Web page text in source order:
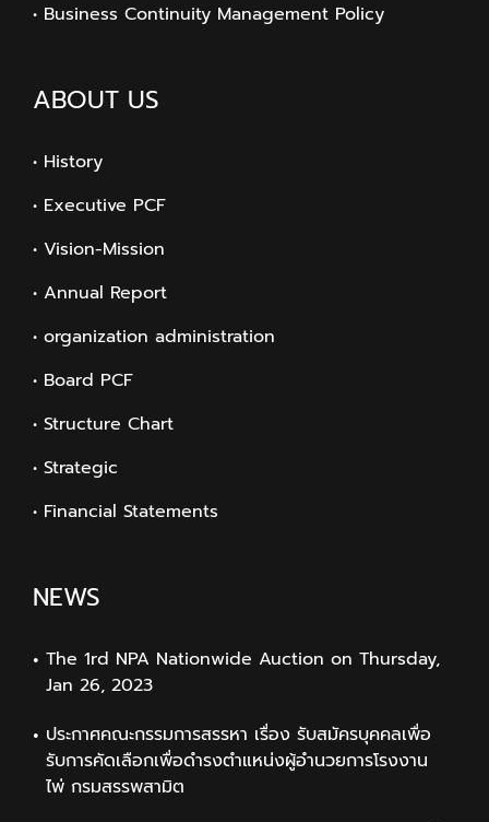
• Business Continuity Management Policy
ABOUT US
• History
• Executive PCF
• Vision-Mission
• Annual Report
• organization administration
• Board PCF
• Structure Chart
• Strategic
• Financial Statements
NEWS
The 1rd NPA Nationwide Auction on Thursday,
Jan 26, 2023
ประกาศคณะกรรมการสรรหา เรื่อง รับสมัครบุคคลเพื่อ
รับการคัดเลือกเพื่อดำรงตำแหน่งผู้อำนวยการโรงงาน
ไพ่ กรมสรรพสามิต